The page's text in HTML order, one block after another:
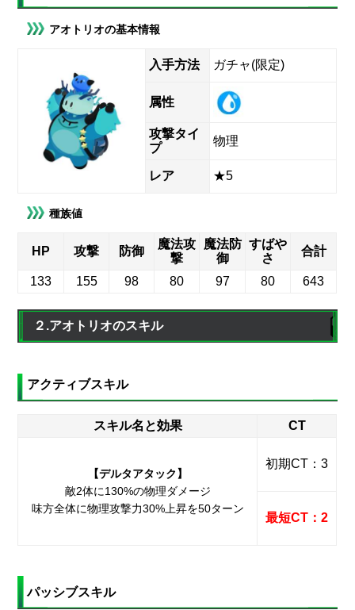
アオトリオの基本情報
入手方法 ガチャ(限定)
属性
攻撃タイ
プ
物理
レア ★5
種族値
HP 攻撃 防御
魔法攻
撃
魔法防
御
すばや
さ
合計
133 155 98 80 97 80 643
２.アオトリオのスキル
アクティブスキル
スキル名と効果 CT
【デルタアタック】
敵2体に130%の物理ダメージ
味方全体に物理攻撃力30%上昇を50ターン
初期CT：3
最短CT：2
パッシブスキル